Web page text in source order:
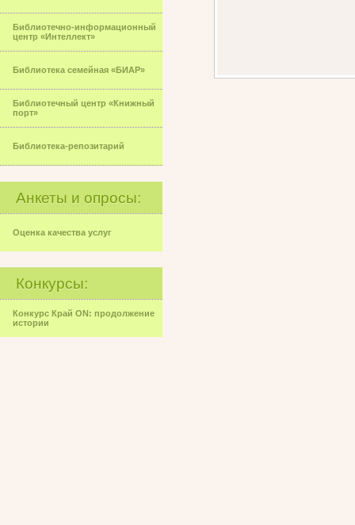
Библиотечно-информационный
центр «Интеллект»
Библиотека семейная «БИАР»
Библиотечный центр «Книжный
порт»
Библиотека-репозитарий
Анкеты и опросы:
Оценка качества услуг
Конкурсы:
Конкурс Край ON: продолжение
истории